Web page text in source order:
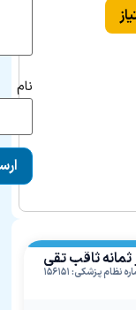
نام
ثمانه ثاقب تقی
نظام پزشکی: ۱۵۶۱۵۱